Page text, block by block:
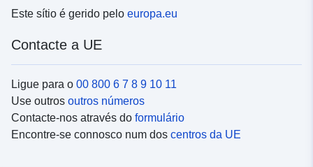
Este sítio é gerido pelo europa.eu
Contacte a UE
Ligue para o 00 800 6 7 8 9 10 11
Use outros outros números
Contacte-nos através do formulário
Encontre-se connosco num dos centros da UE